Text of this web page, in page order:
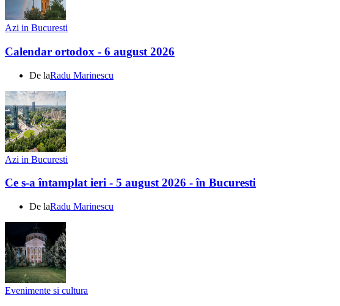
Azi in Bucuresti
Calendar ortodox - 6 august 2026
De laRadu Marinescu
Azi in Bucuresti
Ce s-a întamplat ieri - 5 august 2026 - în Bucuresti
De laRadu Marinescu
Evenimente si cultura